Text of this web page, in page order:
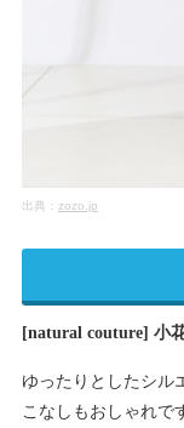
出典： zozo.jp
[natural couture] 小
ゆったりとしたシル
こなしもおしゃれで